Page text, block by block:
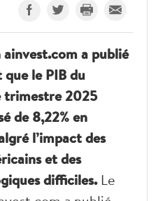
a publié
le PIB du
trimestre 2025
de 8,22% en
l’impact des
et des
difficiles. Le